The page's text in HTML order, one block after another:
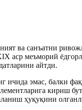
ва санъатни
аср меъморий
айтди.
эмас, балки
кириш
ҳуқуқини